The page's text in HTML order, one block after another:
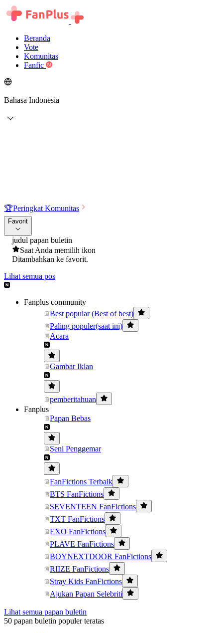
Beranda
Vote
Komunitas
Fanfic
Bahasa Indonesia
🏆Peringkat Komunitas
Favorit
judul papan buletin
Saat Anda memilih ikon
Ditambahkan ke favorit.
Lihat semua pos
Fanplus community
Best popular (Best of best)
Paling populer(saat ini)
Acara
Gambar Iklan
pemberitahuan
Fanplus
Papan Bebas
Seni Penggemar
FanFictions Terbaik
BTS FanFictions
SEVENTEEN FanFictions
TXT FanFictions
EXO FanFictions
PLAVE FanFictions
BOYNEXTDOOR FanFictions
RIIZE FanFictions
Stray Kids FanFictions
Ajukan Papan Selebriti
Lihat semua papan buletin
50 papan buletin populer teratas